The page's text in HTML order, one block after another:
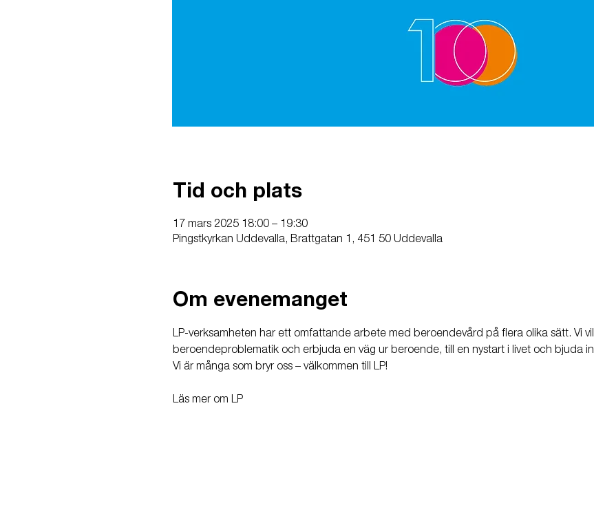
Tid och plats
17 mars 2025 18:00 – 19:30
Pingstkyrkan Uddevalla, Brattgatan 1, 451 50 Uddevalla
Om evenemanget
LP-verksamheten har ett omfattande arbete med beroendevård på flera olika sätt. Vi
beroendeproblematik och erbjuda en väg ur beroende, till en nystart i livet och bjuda
Vi är många som bryr oss – välkommen till LP!
Läs mer om LP